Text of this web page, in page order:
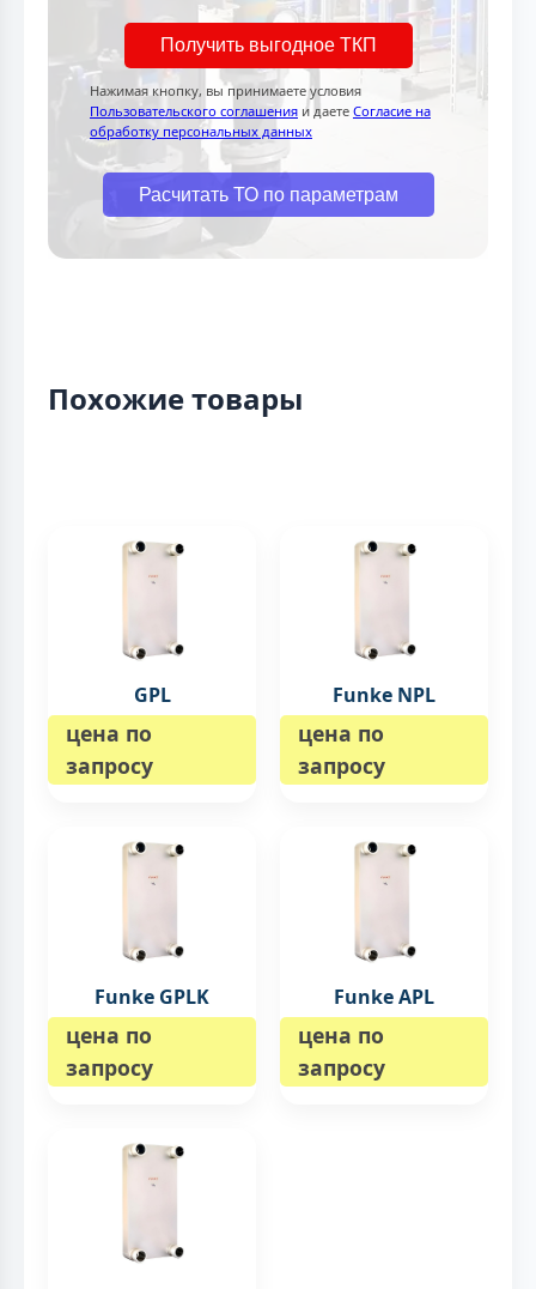
Получить выгодное ТКП
Нажимая кнопку, вы принимаете условия
Пользовательского соглашения и даете Согласие на
обработку персональных данных
Расчитать ТО по параметрам
Похожие товары
GPL
цена по
запросу
Funke NPL
цена по
запросу
Funke GPLK
цена по
запросу
Funke APL
цена по
запросу